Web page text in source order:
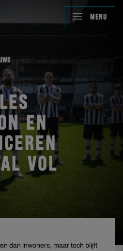
MENU
EN
VOL
dan inwoners, maar toch blijft